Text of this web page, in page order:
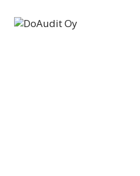
sisältöön